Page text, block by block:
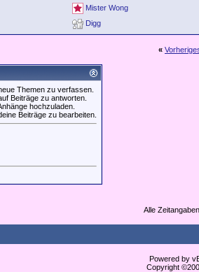
Mister Wong
Digg
«
neue Themen zu verfassen.
auf Beiträge zu antworten.
Anhänge hochzuladen.
deine Beiträge zu bearbeiten.
Alle
Powered by
Copyright